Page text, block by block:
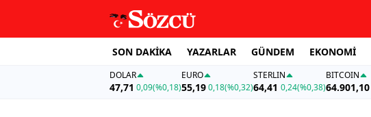
SON DAKİKA YAZARLAR GÜNDEM EKONOMİ
DOLAR
47,71 0,09(%0,18)
EURO
55,19 0,18(%0,32)
STERLIN
64,41 0,24(%0,38)
BITCOIN
64.901,10